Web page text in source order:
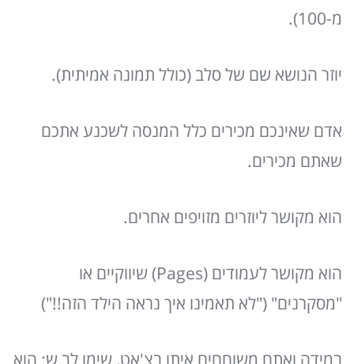
מ-100).
יוזר הנושא שם של סלב (כולל תמונה אמיתית).
אדם שאינכם מכירים כלל המנסה לשכנע אתכם
שאתם מכירים.
הוא מקושר ליוזרים מזויפים אחרים.
הוא מקושר לעמודים (Pages) שיווקיים או
"מסקרנים" ("לא תאמינו איך נראה הילד הזה!!")